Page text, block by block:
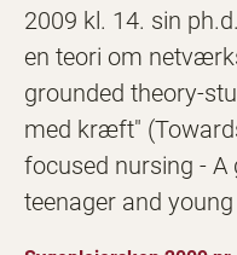
2009 kl. 14. sin
en teori om
grounded theory-
med kræft"
focused nursing -
teenager and